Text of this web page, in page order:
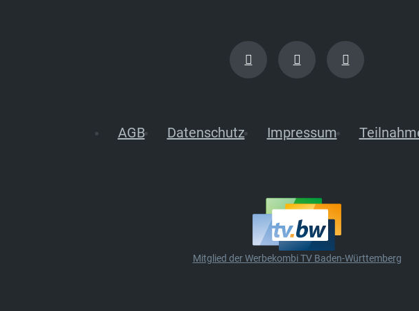
AGB Datenschutz Impressum
Mitglied der Werbekombi TV Baden-Württemberg